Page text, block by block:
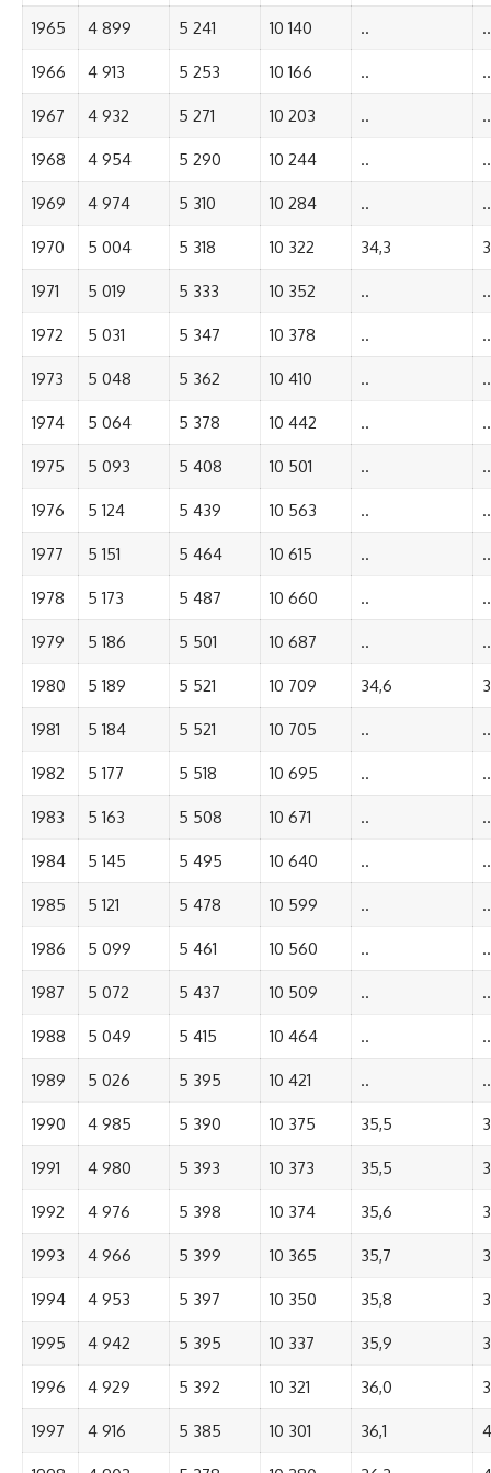
1965 4 899 5 241 10 140 .. ..
1966 4 913 5 253 10 166 .. ..
1967 4 932 5 271 10 203 .. ..
1968 4 954 5 290 10 244 .. ..
1969 4 974 5 310 10 284 .. ..
1970 5 004 5 318 10 322 34,3
1971 5 019 5 333 10 352 .. ..
1972 5 031 5 347 10 378 .. ..
1973 5 048 5 362 10 410 .. ..
1974 5 064 5 378 10 442 .. ..
1975 5 093 5 408 10 501 .. ..
1976 5 124 5 439 10 563 .. ..
1977 5 151 5 464 10 615 .. ..
1978 5 173 5 487 10 660 .. ..
1979 5 186 5 501 10 687 .. ..
1980 5 189 5 521 10 709 34,6
1981 5 184 5 521 10 705 .. ..
1982 5 177 5 518 10 695 .. ..
1983 5 163 5 508 10 671 .. ..
1984 5 145 5 495 10 640 .. ..
1985 5 121 5 478 10 599 .. ..
1986 5 099 5 461 10 560 .. ..
1987 5 072 5 437 10 509 .. ..
1988 5 049 5 415 10 464 .. ..
1989 5 026 5 395 10 421 .. ..
1990 4 985 5 390 10 375 35,5
1991 4 980 5 393 10 373 35,5
1992 4 976 5 398 10 374 35,6
1993 4 966 5 399 10 365 35,7
1994 4 953 5 397 10 350 35,8
1995 4 942 5 395 10 337 35,9
1996 4 929 5 392 10 321 36,0
1997 4 916 5 385 10 301 36,1